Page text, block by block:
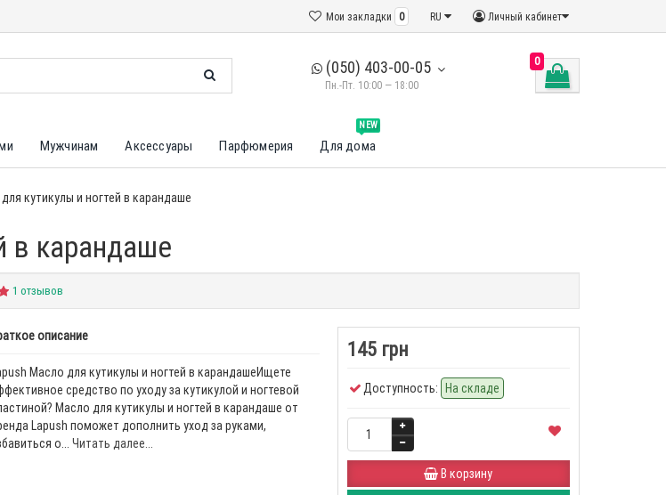
Личный кабинет
RU
Мои закладки 0
(050) 403-00-05
Пн.-Пт. 10:00 — 18:00
0
Мужчинам Аксессуары Парфюмерия
NEW
Для дома
кутикулы и ногтей в карандаше
в карандаше
1 отзывов
описание
Масло для кутикулы и ногтей в карандашеИщете
средство по уходу за кутикулой и ногтевой
Масло для кутикулы и ногтей в карандаше от
Lapush поможет дополнить уход за руками,
о... Читать далее...
145 грн
Доступность: На складе
В корзину